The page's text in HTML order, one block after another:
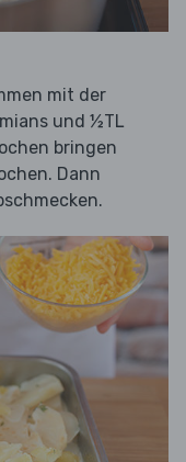
mit der
und ½TL
bringen
Dann